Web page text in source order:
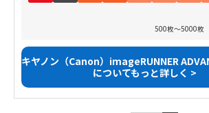
500枚～5000枚
キヤノン（Canon）imageRUNNER
についてもっと詳しく >